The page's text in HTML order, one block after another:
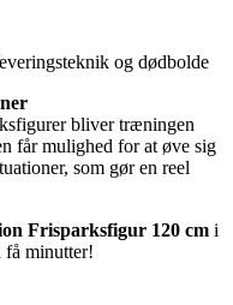
og dødbolde
bliver træningen
får mulighed for at øve sig
som gør en reel
Frisparksfigur 120 cm i
få minutter!